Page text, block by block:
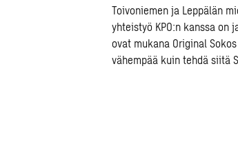
Toivoniemen ja Leppälän
yhteistyö KPO:n kanssa
ovat mukana Original
vähempää kuin tehdä siitä